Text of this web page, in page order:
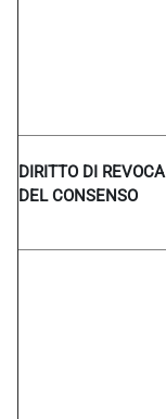
DIRITTO DI REVOCA
DEL CONSENSO